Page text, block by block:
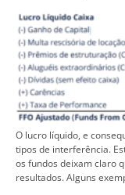
O lucro líquido, e
tipos de interferência.
os fundos deixam claro
resultados. Alguns